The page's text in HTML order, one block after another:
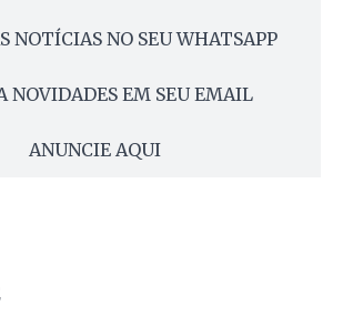
NOTÍCIAS NO SEU WHATSAPP
NOVIDADES EM SEU EMAIL
ANUNCIE AQUI